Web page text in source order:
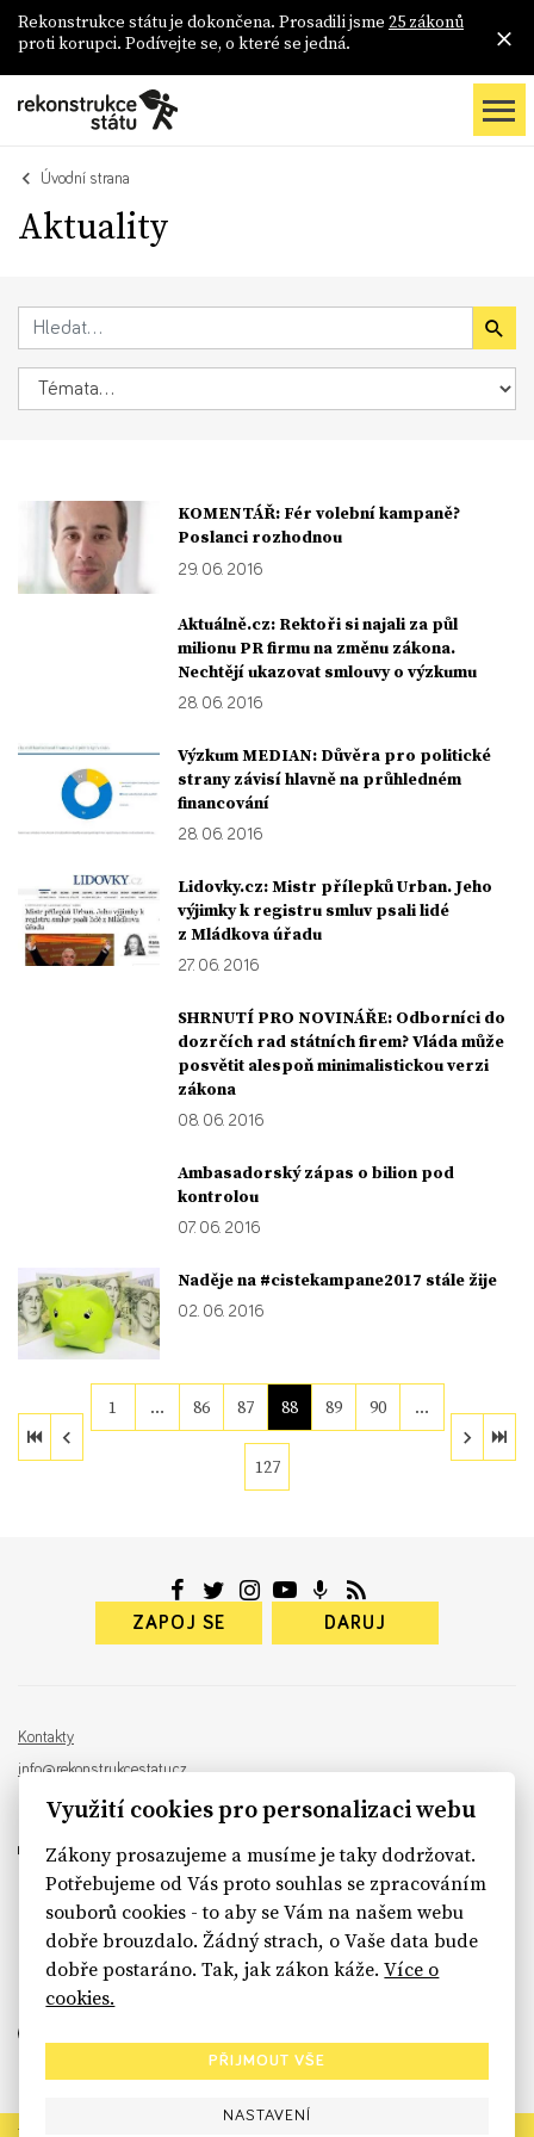
Rekonstrukce státu je dokončena. Prosadili jsme 25 zákonů
proti korupci. Podívejte se, o které se jedná.
Úvodní strana
Aktuality
KOMENTÁŘ: Fér volební kampaně?
Poslanci rozhodnou
29. 06. 2016
Aktuálně.cz: Rektoři si najali za půl
milionu PR firmu na změnu zákona.
Nechtějí ukazovat smlouvy o výzkumu
28. 06. 2016
Výzkum MEDIAN: Důvěra pro politické
strany závisí hlavně na průhledném
financování
28. 06. 2016
Lidovky.cz: Mistr přílepků Urban. Jeho
výjimky k registru smluv psali lidé
z Mládkova úřadu
27. 06. 2016
SHRNUTÍ PRO NOVINÁŘE: Odborníci do
dozrčích rad státních firem? Vláda může
posvětit alespoň minimalistickou verzi
zákona
08. 06. 2016
Ambasadorský zápas o bilion pod
kontrolou
07. 06. 2016
Naděje na #cistekampane2017 stále žije
02. 06. 2016
1 … 86 87 88 89 90 …
127
ZAPOJ SE DARUJ
Kontakty
info@rekonstrukcestatu.cz
Návrh a vývoj: Sinfin , ilustrace:
sinfin.digital
Využití cookies pro personalizaci webu
Zákony prosazujeme a musíme je taky dodržovat.
Potřebujeme od Vás proto souhlas se zpracováním
souborů cookies - to aby se Vám na našem webu
dobře brouzdalo. Žádný strach, o Vaše data bude
dobře postaráno. Tak, jak zákon káže.Více o
cookies.
PŘIJMOUT VŠE
NASTAVENÍ